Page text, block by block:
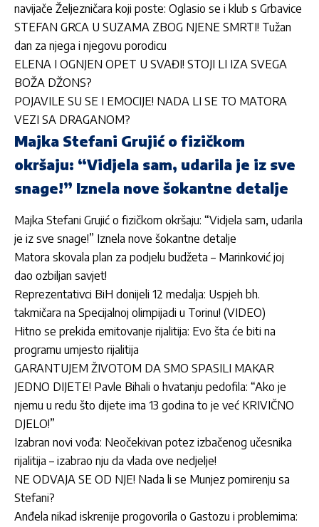
navijače Željezničara koji poste: Oglasio se i klub s Grbavice
STEFAN GRCA U SUZAMA ZBOG NJENE SMRTI! Tužan
dan za njega i njegovu porodicu
ELENA I OGNJEN OPET U SVAĐI! STOJI LI IZA SVEGA
BOŽA DŽONS?
POJAVILE SU SE I EMOCIJE! NADA LI SE TO MATORA
VEZI SA DRAGANOM?
Majka Stefani Grujić o fizičkom
okršaju: “Vidjela sam, udarila je iz sve
snage!” Iznela nove šokantne detalje
Majka Stefani Grujić o fizičkom okršaju: “Vidjela sam, udarila
je iz sve snage!” Iznela nove šokantne detalje
Matora skovala plan za podjelu budžeta – Marinković joj
dao ozbiljan savjet!
Reprezentativci BiH donijeli 12 medalja: Uspjeh bh.
takmičara na Specijalnoj olimpijadi u Torinu! (VIDEO)
Hitno se prekida emitovanje rijalitija: Evo šta će biti na
programu umjesto rijalitija
GARANTUJEM ŽIVOTOM DA SMO SPASILI MAKAR
JEDNO DIJETE! Pavle Bihali o hvatanju pedofila: “Ako je
njemu u redu što dijete ima 13 godina to je već KRIVIČNO
DJELO!”
Izabran novi vođa: Neočekivan potez izbačenog učesnika
rijalitija – izabrao nju da vlada ove nedjelje!
NE ODVAJA SE OD NJE! Nada li se Munjez pomirenju sa
Stefani?
Anđela nikad iskrenije progovorila o Gastozu i problemima: